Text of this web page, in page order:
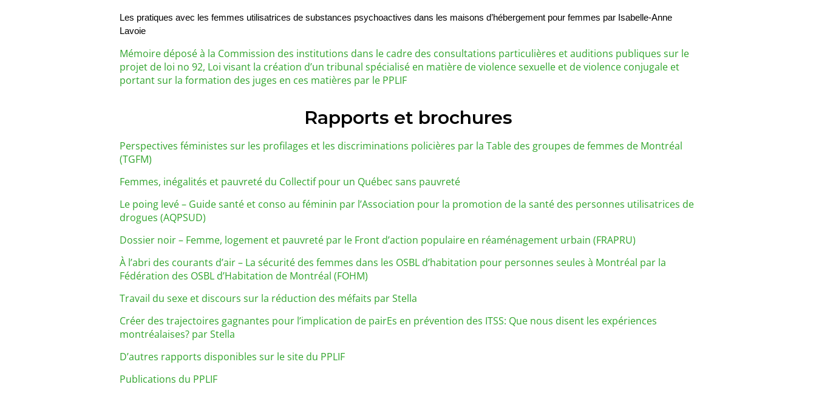
Les pratiques avec les femmes utilisatrices de substances psychoactives dans les maisons d’hébergement pour femmes par Isabelle-Anne
Lavoie
Mémoire déposé à la Commission des institutions dans le cadre des consultations particulières et auditions publiques sur le
projet de loi no 92, Loi visant la création d’un tribunal spécialisé en matière de violence sexuelle et de violence conjugale et
portant sur la formation des juges en ces matières par le PPLIF
Rapports et brochures
Perspectives féministes sur les profilages et les discriminations policières par la Table des groupes de femmes de Montréal
(TGFM)
Femmes, inégalités et pauvreté du Collectif pour un Québec sans pauvreté
Le poing levé – Guide santé et conso au féminin par l’Association pour la promotion de la santé des personnes utilisatrices de
drogues (AQPSUD)
Dossier noir – Femme, logement et pauvreté par le Front d’action populaire en réaménagement urbain (FRAPRU)
À l’abri des courants d’air – La sécurité des femmes dans les OSBL d’habitation pour personnes seules à Montréal par la
Fédération des OSBL d’Habitation de Montréal (FOHM)
Travail du sexe et discours sur la réduction des méfaits par Stella
Créer des trajectoires gagnantes pour l’implication de pairEs en prévention des ITSS: Que nous disent les expériences
montréalaises? par Stella
D’autres rapports disponibles sur le site du PPLIF
Publications du PPLIF